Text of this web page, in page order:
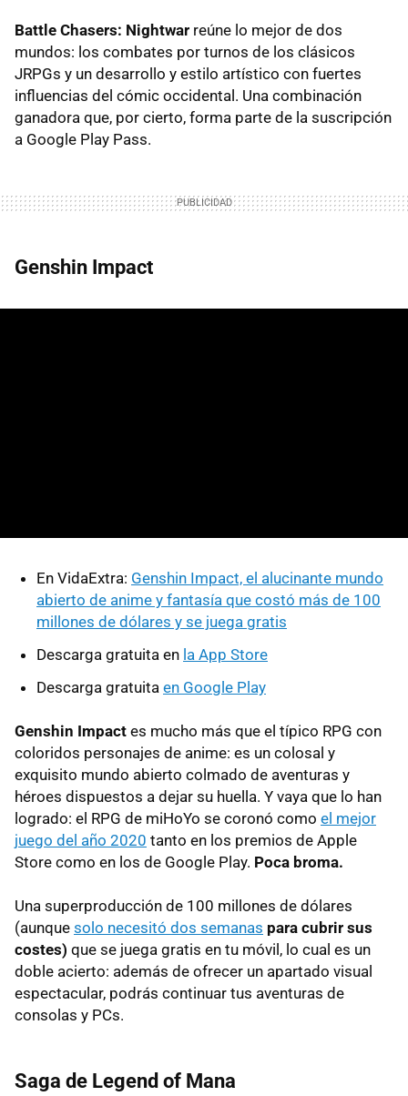
Battle Chasers: Nightwar reúne lo mejor de dos
mundos: los combates por turnos de los clásicos
JRPGs y un desarrollo y estilo artístico con fuertes
influencias del cómic occidental. Una combinación
ganadora que, por cierto, forma parte de la suscripción
a Google Play Pass.
Genshin Impact
En VidaExtra: Genshin Impact, el alucinante mundo
abierto de anime y fantasía que costó más de 100
millones de dólares y se juega gratis
Descarga gratuita en la App Store
Descarga gratuita en Google Play
Genshin Impact es mucho más que el típico RPG con
coloridos personajes de anime: es un colosal y
exquisito mundo abierto colmado de aventuras y
héroes dispuestos a dejar su huella. Y vaya que lo han
logrado: el RPG de miHoYo se coronó como el mejor
juego del año 2020 tanto en los premios de Apple
Store como en los de Google Play. Poca broma.
Una superproducción de 100 millones de dólares
(aunque solo necesitó dos semanas para cubrir sus
costes) que se juega gratis en tu móvil, lo cual es un
doble acierto: además de ofrecer un apartado visual
espectacular, podrás continuar tus aventuras de
consolas y PCs.
Saga de Legend of Mana